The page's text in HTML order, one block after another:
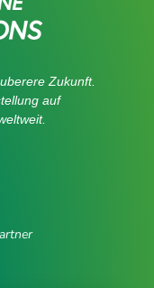
Zukunft.
auf